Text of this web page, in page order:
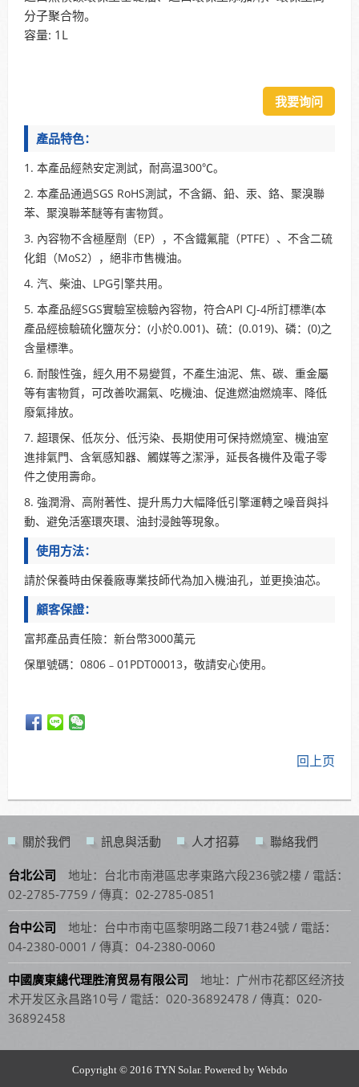
分子聚合物。
容量: 1L
我要询问
產品特色：
1. 本產品經熱安定測試，耐高温300℃。
2. 本產品通過SGS RoHS測試，不含鎘、鉛、汞、鉻、聚溴聯
苯、聚溴聯苯醚等有害物質。
3. 內容物不含極壓劑（EP），不含鐵氟龍（PTFE）、不含二硫
化鉬（MoS2），絕非市售機油。
4. 汽、柴油、LPG引擎共用。
5. 本產品經SGS實驗室檢驗內容物，符合API CJ-4所訂標準(本
產品經檢驗硫化鹽灰分：(小於0.001)、硫：(0.019)、磷：(0)之
含量標準。
6. 耐酸性強，經久用不易變質，不產生油泥、焦、碳、重金屬
等有害物質，可改善吹漏氣、吃機油、促進燃油燃燒率、降低
廢氣排放。
7. 超環保、低灰分、低污染、長期使用可保持燃燒室、機油室
進排氣門、含氧感知器、觸媒等之潔淨，延長各機件及電子零
件之使用壽命。
8. 強潤滑、高附著性、提升馬力大幅降低引擎運轉之噪音與抖
動、避免活塞環夾環、油封浸蝕等現象。
使用方法：
請於保養時由保養廠專業技師代為加入機油孔，並更換油芯。
顧客保證：
富邦產品責任險：新台幣3000萬元
保單號碼：0806﹣01PDT00013，敬請安心使用。
回上页
關於我們 訊息與活動 人才招募 聯絡我們
台北公司 地址：台北市南港區忠孝東路六段236號2樓 / 電話：
02-2785-7759 / 傳真：02-2785-0851
台中公司 地址：台中市南屯區黎明路二段71巷24號 / 電話：
04-2380-0001 / 傳真：04-2380-0060
中國廣東總代理胜淯贸易有限公司 地址：广州市花都区经济技
术开发区永昌路10号 / 電話：020-36892478 / 傳真：020-
36892458
Copyright © 2016 TYN Solar. Powered by Webdo